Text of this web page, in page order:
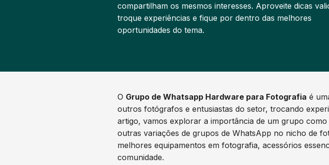
compartilham os mesmos interesses. Aproveite dicas
troque experiências e fique por dentro das melhores
oportunidades do tema.
O Grupo de Whatsapp Hardware para Fotografia é
outros fotógrafos e entusiastas do setor, trocando
artigo, vamos explorar a importância de um grupo
outras variações de grupos de WhatsApp no nicho de
melhores equipamentos em fotografia, acessórios
comunidade.